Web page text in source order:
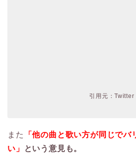
引用元：Twitter
また
「他の曲と歌い方が同じでバ
い」
という意見も。